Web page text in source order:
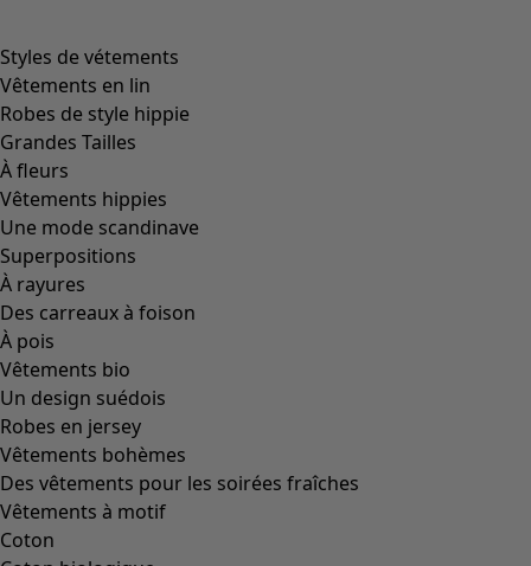
Styles de vétements
Vêtements en lin
Robes de style hippie
Grandes Tailles
À fleurs
Vêtements hippies
Une mode scandinave
Superpositions
À rayures
Des carreaux à foison
À pois
Vêtements bio
Un design suédois
Robes en jersey
Vêtements bohèmes
Des vêtements pour les soirées fraîches
Vêtements à motif
Coton